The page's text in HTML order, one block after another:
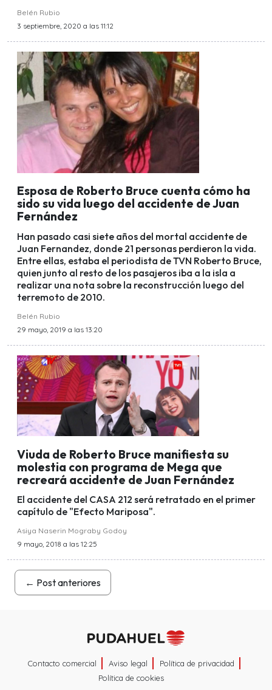
Belén Rubio
3 septiembre, 2020 a las 11:12
Esposa de Roberto Bruce cuenta cómo ha
sido su vida luego del accidente de Juan
Fernández
Han pasado casi siete años del mortal accidente de
Juan Fernandez, donde 21 personas perdieron la vida.
Entre ellas, estaba el periodista de TVN Roberto Bruce,
quien junto al resto de los pasajeros iba a la isla a
realizar una nota sobre la reconstrucción luego del
terremoto de 2010.
Belén Rubio
29 mayo, 2019 a las 13:20
Viuda de Roberto Bruce manifiesta su
molestia con programa de Mega que
recreará accidente de Juan Fernández
El accidente del CASA 212 será retratado en el primer
capítulo de "Efecto Mariposa".
Asiya Naserin Mograby Godoy
9 mayo, 2018 a las 12:25
← Post anteriores
Contacto comercial Aviso legal
Política de privacidad
Política de cookies